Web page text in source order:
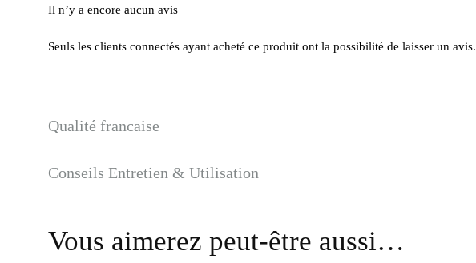
Il n’y a encore aucun avis
Seuls les clients connectés ayant acheté ce produit ont la possibilité de laisser un avis.
Qualité francaise
Conseils Entretien & Utilisation
Vous aimerez peut-être aussi…